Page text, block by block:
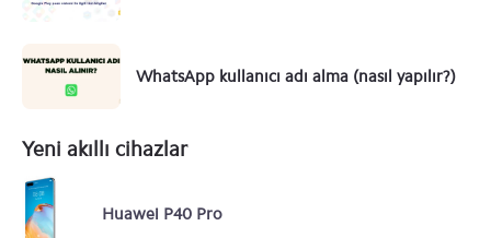
WhatsApp kullanıcı adı alma (nasıl yapılır?)
Yeni akıllı cihazlar
Huawei P40 Pro